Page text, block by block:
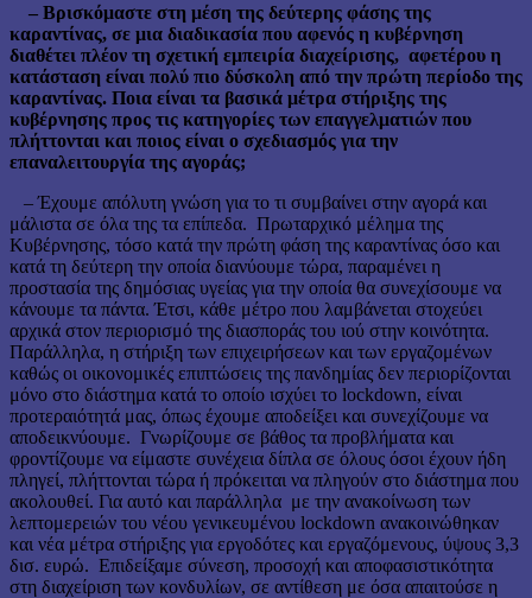
– Βρισκόμαστε στη μέση της δεύτερης φάσης της
καραντίνας, σε μια διαδικασία που αφενός η κυβέρνηση
διαθέτει πλέον τη σχετική εμπειρία διαχείρισης, αφετέρου η
κατάσταση είναι πολύ πιο δύσκολη από την πρώτη περίοδο της
καραντίνας. Ποια είναι τα βασικά μέτρα στήριξης της
κυβέρνησης προς τις κατηγορίες των επαγγελματιών που
πλήττονται και ποιος είναι ο σχεδιασμός για την
επαναλειτουργία της αγοράς;
– Έχουμε απόλυτη γνώση για το τι συμβαίνει στην αγορά και
μάλιστα σε όλα της τα επίπεδα. Πρωταρχικό μέλημα της
Κυβέρνησης, τόσο κατά την πρώτη φάση της καραντίνας όσο και
κατά τη δεύτερη την οποία διανύουμε τώρα, παραμένει η
προστασία της δημόσιας υγείας για την οποία θα συνεχίσουμε να
κάνουμε τα πάντα. Έτσι, κάθε μέτρο που λαμβάνεται στοχεύει
αρχικά στον περιορισμό της διασποράς του ιού στην κοινότητα.
Παράλληλα, η στήριξη των επιχειρήσεων και των εργαζομένων
καθώς οι οικονομικές επιπτώσεις της πανδημίας δεν περιορίζονται
μόνο στο διάστημα κατά το οποίο ισχύει το lockdown, είναι
προτεραιότητά μας, όπως έχουμε αποδείξει και συνεχίζουμε να
αποδεικνύουμε. Γνωρίζουμε σε βάθος τα προβλήματα και
φροντίζουμε να είμαστε συνέχεια δίπλα σε όλους όσοι έχουν ήδη
πληγεί, πλήττονται τώρα ή πρόκειται να πληγούν στο διάστημα που
ακολουθεί. Για αυτό και παράλληλα με την ανακοίνωση των
λεπτομερειών του νέου γενικευμένου lockdown ανακοινώθηκαν
και νέα μέτρα στήριξης για εργοδότες και εργαζόμενους, ύψους 3,3
δισ. ευρώ. Επιδείξαμε σύνεση, προσοχή και αποφασιστικότητα
στη διαχείριση των κονδυλίων, σε αντίθεση με όσα απαιτούσε η